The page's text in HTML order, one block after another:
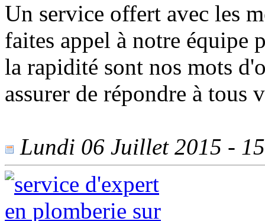
Un service offert avec les
faites appel à notre équipe
la rapidité sont nos mots
assurer de répondre à tous
Lundi 06 Juillet 2015 -